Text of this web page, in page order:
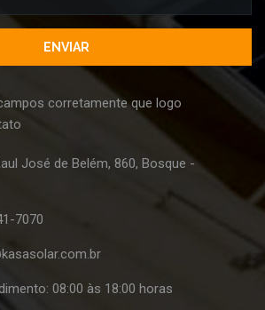
corretamente que logo
José de Belém, 860, Bosque -
7070
08:00 às 18:00 horas